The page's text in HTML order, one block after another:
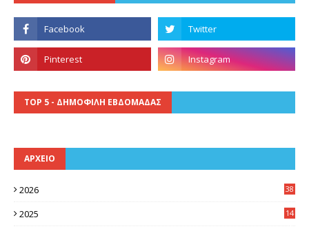
TOP 5 - ΔΗΜΟΦΙΛΗ ΕΒΔΟΜΑΔΑΣ
ΑΡΧΕΙΟ
2026 38
2025
14